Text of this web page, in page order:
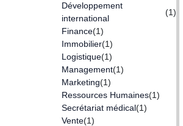
Développement
international
(1)
Finance(1)
Immobilier(1)
Logistique(1)
Management(1)
Marketing(1)
Ressources Humaines(1)
Secrétariat médical(1)
Vente(1)